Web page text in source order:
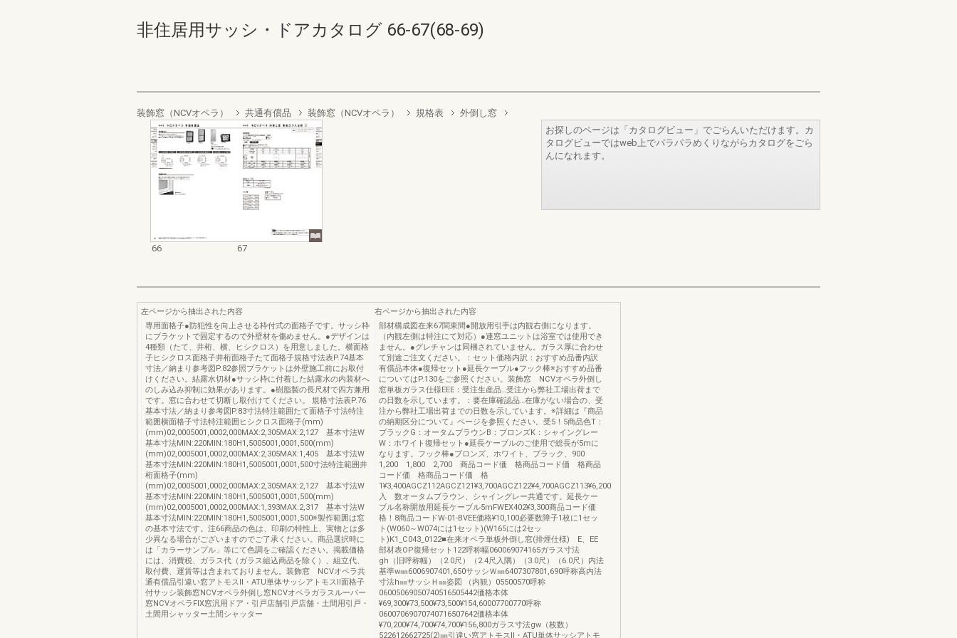
非住居用サッシ・ドアカタログ 66-67(68-69)
装飾窓（NCVオペラ） 共通有償品 装飾窓（NCVオペラ） 規格表 外倒し窓
66 67
お探しのページは「カタログビュー」でごらんいただけます。カ
タログビューではweb上でパラパラめくりながらカタログをごら
んになれます。
左ページから抽出された内容
専用面格子●防犯性を向上させる枠付式の面格子です。サッシ枠
にブラケットで固定するので外壁材を傷めません。●デザインは
4種類（たて、井桁、横、ヒシクロス）を用意しました。横面格
子ヒシクロス面格子井桁面格子たて面格子規格寸法表P.74基本
寸法／納まり参考図P.82参照ブラケットは外壁施工前にお取付
けください。結露水切材●サッシ枠に付着した結露水の内装材へ
のしみ込み抑制に効果があります。●樹脂製の長尺材で四方兼用
です。窓に合わせて切断し取付けてください。 規格寸法表P.76
基本寸法／納まり参考図P.83寸法特注範囲たて面格子寸法特注
範囲横面格子寸法特注範囲ヒシクロス面格子(mm)
(mm)02,0005001,0002,000MAX:2,305MAX:2,127 基本寸法W
基本寸法MIN:220MIN:180H1,5005001,0001,500(mm)
(mm)02,0005001,0002,000MAX:2,305MAX:1,405 基本寸法W
基本寸法MIN:220MIN:180H1,5005001,0001,500寸法特注範囲井
桁面格子(mm)
(mm)02,0005001,0002,000MAX:2,305MAX:2,127 基本寸法W
基本寸法MIN:220MIN:180H1,5005001,0001,500(mm)
(mm)02,0005001,0002,000MAX:1,393MAX:2,317 基本寸法W
基本寸法MIN:220MIN:180H1,5005001,0001,500※製作範囲は窓
の基本寸法です。注66商品の色は、印刷の特性上、実物とは多
少異なる場合がございますのでご了承ください。商品選択時に
は「カラーサンプル」等にて色調をご確認ください。掲載価格
には、消費税、ガラス代（ガラス組込商品を除く）、組立代、
取付費、運賃等は含まれておりません。装飾窓 NCVオペラ共
通有償品引違い窓アトモスⅡ・ATU単体サッシアトモスⅡ面格子
付サッシ装飾窓NCVオペラ外倒し窓NCVオペラガラスルーバー
窓NCVオペラFIX窓汎用ドア・引戸店舗引戸店舗・土間用引戸・
土間用シャッター土間シャッター
右ページから抽出された内容
部材構成図在来67関東間●開放用引手は内観右側になります。
（内観左側は特注にて対応）●連窓ユニットは浴室では使用でき
ません。●グレチャンは同梱されていません。ガラス厚に合わせ
て別途ご注文ください。：セット価格内訳：おすすめ品番内訳
有償品本体●復帰セット●延長ケーブル●フック棒※おすすめ品番
についてはP.130をご参照ください。装飾窓 NCVオペラ外倒し
窓単板ガラス仕様EEE：受注生産品…受注から弊社工場出荷まで
の日数を示しています。：要在庫確認品…在庫がない場合の、受
注から弊社工場出荷までの日数を示しています。※詳細は『商品
の納期区分について』ページを参照ください。受5！5商品色T：
ブラックG：オータムブラウンB：ブロンズK：シャイングレー
W：ホワイト復帰セット●延長ケーブルのご使用で総長が5mに
なります。フック棒●ブロンズ、ホワイト、ブラック、900
1,200 1,800 2,700 商品コード価 格商品コード価 格商品
コード価 格商品コード価 格
1¥3,400AGCZ112AGCZ121¥3,700AGCZ122¥4,700AGCZ113¥6,200
入 数オータムブラウン、シャイングレー共通です。延長ケー
ブル名称開放用延長ケーブル5mFWEX402¥3,300商品コード価
格！8商品コードW-01-BVEE価格¥10,100必要数障子1枚に1セッ
ト(W060～W074には1セット)(W165には2セッ
ト)K1_C043_0122■在来オペラ単板外倒し窓(排煙仕様) E、EE
部材表OP復帰セット122呼称幅060069074165ガラス寸法
gh（旧呼称幅）（2.0尺）（2.4尺入隅）（3.0尺）（6.0尺）内法
基準w㎜6006907401,650サッシＷ㎜6407307801,690呼称高内法
寸法h㎜サッシＨ㎜姿図 （内観）05500570呼称
06005069050740516505442価格本体
¥69,300¥73,500¥73,500¥154,60007700770呼称
06007069070740716507642価格本体
¥70,200¥74,700¥74,700¥156,800ガラス寸法gw（枚数）
522612662725(2)㎜引違い窓アトモスⅡ・ATU単体サッシアトモ